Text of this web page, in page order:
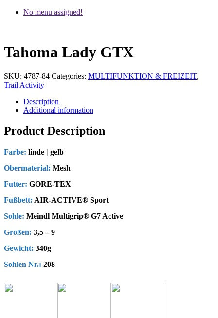
No menu assigned!
Tahoma Lady GTX
SKU: 4787-84 Categories: MULTIFUNKTION & FREIZEIT,
Trail Activity
Description
Additional information
Product Description
Farbe: linde | gelb
Obermaterial: Mesh
Futter: GORE-TEX
Fußbett: AIR-ACTIVE® Sport
Sohle: Meindl Multigrip® G7 Active
Größen: 3,5 – 9
Gewicht: 340g
Sohlen Nr.: 208